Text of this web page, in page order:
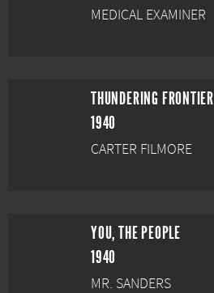
MEDICAL EXAMINER
THUNDERING FRONTIER
1940
CARTER FILMORE
YOU, THE PEOPLE
1940
MR. SANDERS